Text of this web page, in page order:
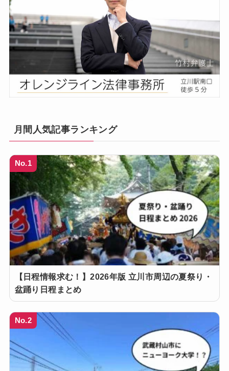
月間人気記事ランキング
No.1
【日程情報求む！】2026年版 立川市周辺の夏祭り・
盆踊り日程まとめ
No.2